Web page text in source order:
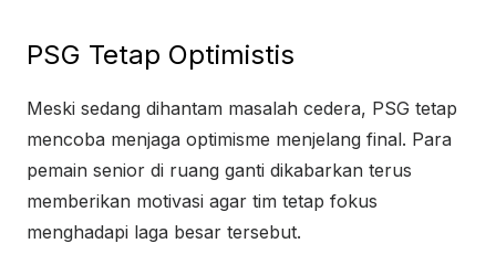
PSG Tetap Optimistis
Meski sedang dihantam masalah cedera, PSG tetap
mencoba menjaga optimisme menjelang final. Para
pemain senior di ruang ganti dikabarkan terus
memberikan motivasi agar tim tetap fokus
menghadapi laga besar tersebut.